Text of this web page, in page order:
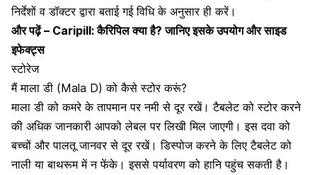
निर्देशों व डॉक्टर द्वारा बताई गई विधि के अनुसार ही करें।
और पढ़ें – Caripill: कैरिपिल क्या है? जानिए इसके उपयोग और साइड
इफेक्ट्स
स्टोरेज
मैं माला डी (Mala D) को कैसे स्टोर करूं?
माला डी को कमरे के तापमान पर नमी से दूर रखें। टैबलेट को स्टोर करने
की अधिक जानकारी आपको लेबल पर लिखी मिल जाएगी। इस दवा को
बच्चों और पालतू जानवर से दूर रखें। डिस्पोज करने के लिए टैबलेट को
नाली या बाथरूम में न फेंके। इससे पर्यावरण को हानि पहुंच सकती है।